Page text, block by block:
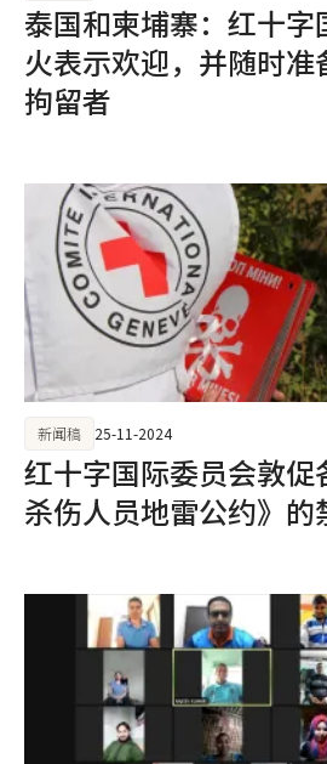
泰国和柬埔寨：红十
火表示欢迎，并随时
拘留者
红十字国际委员会敦促
杀伤人员地雷公约》的
新闻稿 25-11-2024